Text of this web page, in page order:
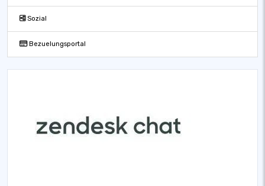
Sozial
Bezuelungsportal